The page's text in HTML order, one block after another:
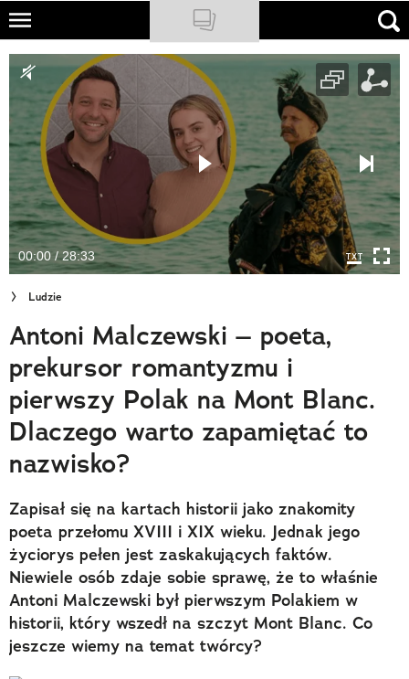
Skip
main
content
NATIONAL GEOGRAPHIC
TRAVELER
PODCASTY
Sklep
Newsletter
Cuda Polski
Wielki Konkurs Fotograficzny
Trendbook Podróżniczy
Polecane
00:00 / 28:33
Ludzie
Antoni Malczewski – poeta,
prekursor romantyzmu i
pierwszy Polak na Mont Blanc.
Dlaczego warto zapamiętać to
nazwisko?
Zapisał się na kartach historii jako znakomity
poeta przełomu XVIII i XIX wieku. Jednak jego
życiorys pełen jest zaskakujących faktów.
Niewiele osób zdaje sobie sprawę, że to właśnie
Antoni Malczewski był pierwszym Polakiem w
historii, który wszedł na szczyt Mont Blanc. Co
jeszcze wiemy na temat twórcy?